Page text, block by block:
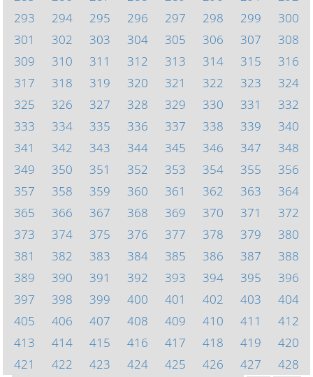
293
294 295 296 297 298 299
300
301
302 303 304 305 306 307
308
309
310 311 312 313 314 315
316
317
318 319 320 321 322 323
324
325
326 327 328 329 330 331
332
333
334 335 336 337 338 339
340
341
342 343 344 345 346 347
348
349
350 351 352 353 354 355
356
357
358 359 360 361 362 363
364
365
366 367 368 369 370 371
372
373
374 375 376 377 378 379
380
381
382 383 384 385 386 387
388
389
390 391 392 393 394 395
396
397
398 399 400 401 402 403
404
405
406 407 408 409 410 411
412
413
414 415 416 417 418 419
420
421
422 423 424 425 426 427
428